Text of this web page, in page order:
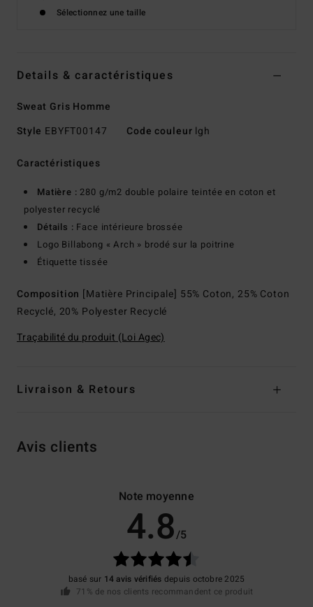
Sélectionnez une taille
Details & caractéristiques
Sweat Gris Homme
Style EBYFT00147 Code couleur lgh
Caractéristiques
Matière : 280 g/m2 double polaire teintée en coton et
polyester recyclé
Détails : Face intérieure brossée
Logo Billabong « Arch » brodé sur la poitrine
Étiquette tissée
Composition [Matière Principale] 55% Coton, 25% Coton
Recyclé, 20% Polyester Recyclé
Traçabilité du produit (Loi Agec)
Livraison & Retours
Avis clients
Note moyenne
4.8/5
basé sur 14 avis vérifiés depuis octobre 2025
71% de nos clients recommandent ce produit